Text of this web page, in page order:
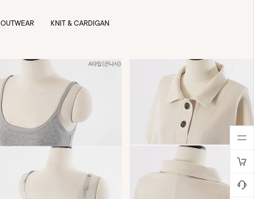
OUTWEAR KNIT & CARDIGAN